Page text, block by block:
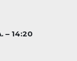
– 14:20